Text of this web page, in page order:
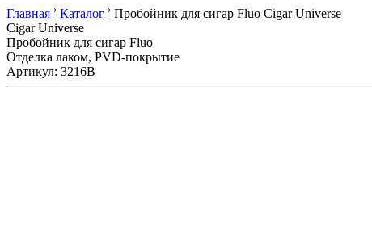
Главная › Каталог › Пробойник для сигар Fluo Cigar Universe
Cigar Universe
Пробойник для сигар Fluo
Отделка лаком, PVD-покрытие
Артикул: 3216B